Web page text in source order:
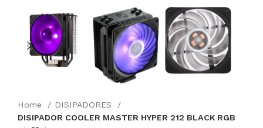
Home
DISIPADORES
DISIPADOR COOLER MASTER HYPER 212 BLACK RGB